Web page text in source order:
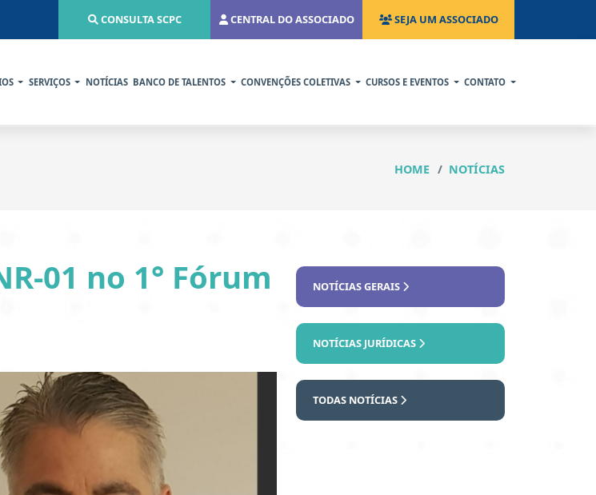
CONSULTA SCPC CENTRAL DO ASSOCIADO SEJA UM ASSOCIADO
SERVIÇOS NOTÍCIAS BANCO DE TALENTOS CONVENÇÕES COLETIVAS CURSOS E EVENTOS CONTATO
HOME NOTÍCIAS
01 no 1° Fórum
NOTÍCIAS GERAIS
NOTÍCIAS JURÍDICAS
TODAS NOTÍCIAS